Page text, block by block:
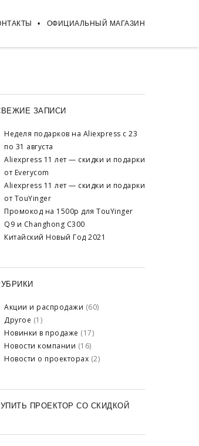
ОФИЦИАЛЬНЫЙ МАГАЗИН
ЗАПИСИ
Неделя подарков на Aliexpress с 23
по 31 августа
Aliexpress 11 лет — скидки и подарки
от Everycom
Aliexpress 11 лет — скидки и подарки
от TouYinger
Промокод на 1500р для TouYinger
Q9 и Changhong C300
Китайский Новый Год 2021
Акции и распродажи (60)
Другое (1)
Новинки в продаже (17)
Новости компании (16)
Новости о проекторах (2)
ПРОЕКТОР СО СКИДКОЙ